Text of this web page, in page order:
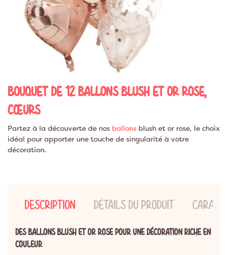
BOUQUET DE 12 BALLONS BLUSH ET OR ROSE,
CŒURS
Partez à la découverte de nos ballons blush et or rose, le choix
idéal pour apporter une touche de singularité à votre
décoration.
DESCRIPTION DÉTAILS DU PRODUIT
DES BALLONS BLUSH ET OR ROSE POUR UNE DÉCORATION RICHE EN
COULEUR